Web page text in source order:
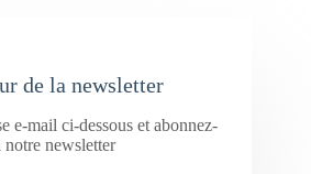
de la newsletter
e-mail ci-dessous et abonnez-
notre newsletter